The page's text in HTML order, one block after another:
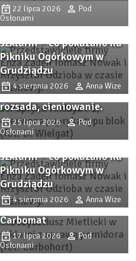
22 lipca 2026
Pod
Osłonami
Odmiany ogórka do
szklarni – co pokazano na
Pikniku Ogórkowym w
Grudziądzu
4 sierpnia 2026 Anna Wize
Papryka 2026! Sprawdzone
odmiany papryki i
nowości, ochrona,
nawożenie, biostymulacja
rozsada, cieniowanie.
25 lipca 2026
Pod
Osłonami
Odmiany ogórka do
szklarni – co pokazano na
Pikniku Ogórkowym w
Grudziądzu
4 sierpnia 2026 Anna Wize
Procedury
przygotowawcze i analiza
opłacalności substratu
Carbomat
17 lipca 2026
Pod
Osłonami
Trendy i inspiracje z
Zaborza. Dni Otwarte firmy
Plantpol 2026 (cz. II)
W Holandii rynek kwiatów
ciętych i innych roślin